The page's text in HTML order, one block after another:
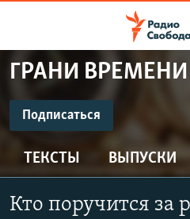
упрощенного
Вернуться
основному
содержанию
Вернутся
ПРОГРАММЫ
ПОДКАСТЫ
МНЕНИЯ
ГРАНИ ВРЕМЕНИ
Подписаться
ТЕКСТЫ ВЫПУСКИ
Кто поручится за